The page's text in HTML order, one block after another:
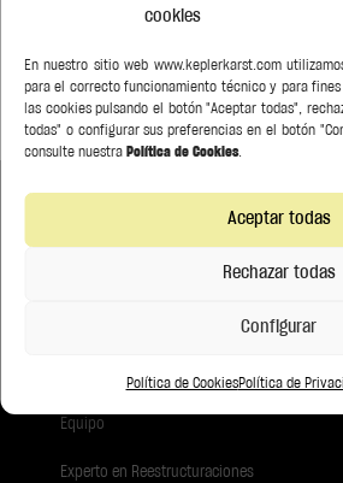
cookies
En nuestro sitio web www.keplerkarst.com
para el correcto funcionamiento técnico y para
las cookies pulsando el botón "Aceptar todas",
todas" o configurar sus preferencias en el botón
consulte nuestra Política de Cookies.
Aceptar todas
Rechazar todas
Configurar
Política de CookiesPolítica de
Construye relaciones
Servicios & Sectores
Equipo
Experto en Reestructuraciones